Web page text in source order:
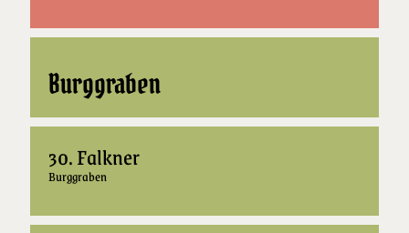
Burggraben
30. Falkner
Burggraben